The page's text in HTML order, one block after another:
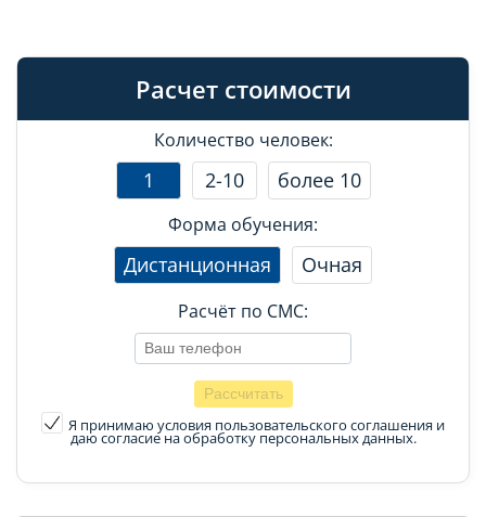
Расчет стоимости
Количество человек:
1 2-10 более 10
Форма обучения:
Дистанционная Очная
Расчёт по СМС:
Я принимаю условия пользовательского соглашения и
даю согласие на обработку персональных данных.